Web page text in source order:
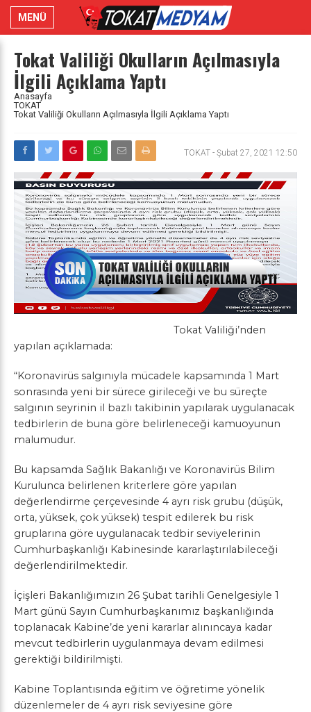
MENÜ
Tokat Valiliği Okulların Açılmasıyla
İlgili Açıklama Yaptı
Anasayfa
TOKAT
Tokat Valiliği Okulların Açılmasıyla İlgili Açıklama Yaptı
TOKAT - Şubat 27, 2021 12:50
Tokat Valiliği’nden
yapılan açıklamada:
“Koronavirüs salgınıyla mücadele kapsamında 1 Mart
sonrasında yeni bir sürece girileceği ve bu süreçte
salgının seyrinin il bazlı takibinin yapılarak uygulanacak
tedbirlerin de buna göre belirleneceği kamuoyunun
malumudur.
Bu kapsamda Sağlık Bakanlığı ve Koronavirüs Bilim
Kurulunca belirlenen kriterlere göre yapılan
değerlendirme çerçevesinde 4 ayrı risk grubu (düşük,
orta, yüksek, çok yüksek) tespit edilerek bu risk
gruplarına göre uygulanacak tedbir seviyelerinin
Cumhurbaşkanlığı Kabinesinde kararlaştırılabileceği
değerlendirilmektedir.
İçişleri Bakanlığımızın 26 Şubat tarihli Genelgesiyle 1
Mart günü Sayın Cumhurbaşkanımız başkanlığında
toplanacak Kabine’de yeni kararlar alınıncaya kadar
mevcut tedbirlerin uygulanmaya devam edilmesi
gerektiği bildirilmişti.
Kabine Toplantısında eğitim ve öğretime yönelik
düzenlemeler de 4 ayrı risk seviyesine göre